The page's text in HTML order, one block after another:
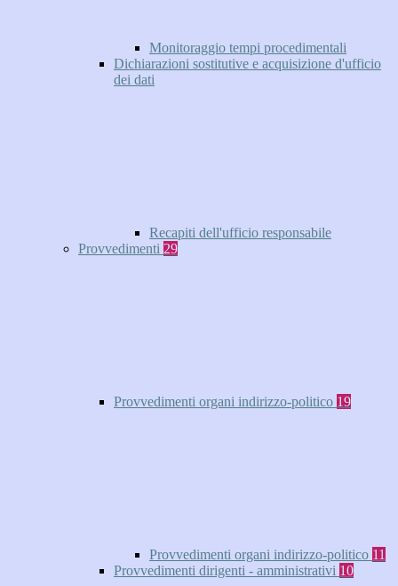
Monitoraggio tempi procedimentali
Dichiarazioni sostitutive e acquisizione d'ufficio
dei dati
Recapiti dell'ufficio responsabile
Provvedimenti 29
Provvedimenti organi indirizzo-politico 19
Provvedimenti organi indirizzo-politico 11
Provvedimenti dirigenti - amministrativi 10